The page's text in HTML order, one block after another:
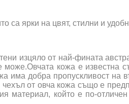
са ярки на цвят, стилни и
изцяло от най-фината
може.Овчата кожа е известна
има добра пропускливост
от овча кожа също е
материал, който е по-